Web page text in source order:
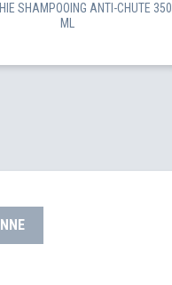
SHAMPOOING ANTI-CHUTE 350
ML